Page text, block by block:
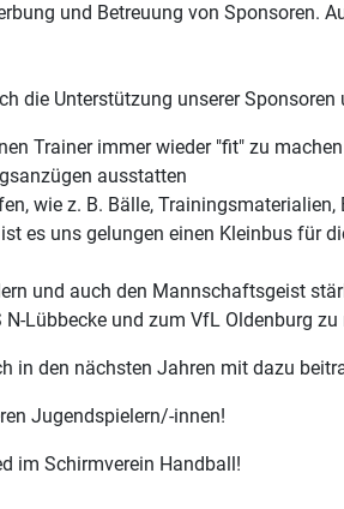
und Betreuung von Sponsoren.
die Unterstützung unserer
Trainer immer wieder "fit" zu machen
ausstatten
wie z. B. Bälle, Trainingsmaterialien,
es uns gelungen einen Kleinbus
und auch den Mannschaftsgeist
Lübbecke und zum VfL Oldenburg zu
in den nächsten Jahren mit dazu
Jugendspielern/-innen!
im Schirmverein Handball!